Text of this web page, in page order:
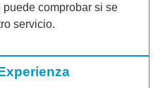
comprobar si se
servicio.